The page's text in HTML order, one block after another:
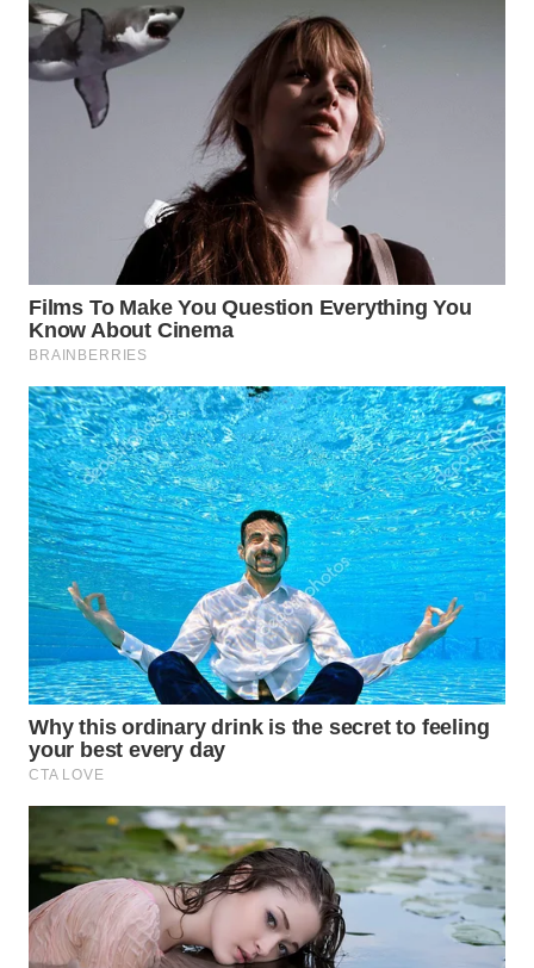
SURABAYA
WN
NATUNA
WN
LIKUPANG
WN
LABUANBAJO
WN
BORNEO
Wahana
Media
Group
WAHANA
NEWS
WAHANA
TANI
WAHANA
ADVOKAT